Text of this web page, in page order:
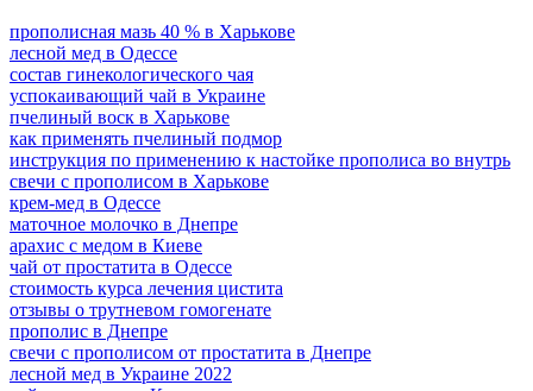
прополисная мазь 40 % в Харькове
лесной мед в Одессе
состав гинекологического чая
успокаивающий чай в Украине
пчелиный воск в Харькове
как применять пчелиный подмор
инструкция по применению к настойке прополиса во внутрь
свечи с прополисом в Харькове
крем-мед в Одессе
маточное молочко в Днепре
арахис с медом в Киеве
чай от простатита в Одессе
стоимость курса лечения цистита
отзывы о трутневом гомогенате
прополис в Днепре
свечи с прополисом от простатита в Днепре
лесной мед в Украине 2022